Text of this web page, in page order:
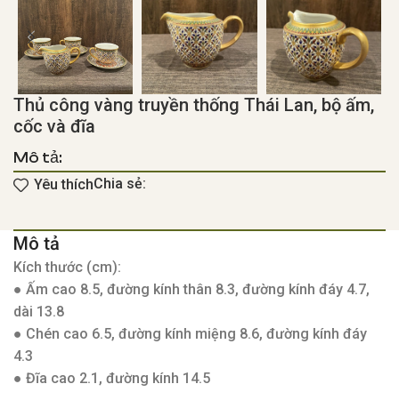
Thủ công vàng truyền thống Thái Lan, bộ ấm,
cốc và đĩa
Mô tả:
Yêu thíchChia sẻ:
Mô tả
Kích thước (cm):
● Ấm cao 8.5, đường kính thân 8.3, đường kính đáy 4.7,
dài 13.8
● Chén cao 6.5, đường kính miệng 8.6, đường kính đáy
4.3
● Đĩa cao 2.1, đường kính 14.5